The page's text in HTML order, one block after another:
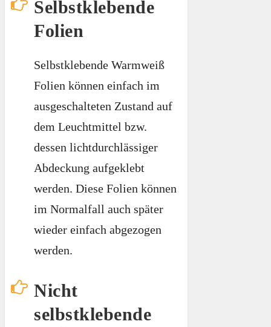
Selbstklebende
Folien
Selbstklebende Warmweiß
Folien können einfach im
ausgeschalteten Zustand auf
dem Leuchtmittel bzw.
dessen lichtdurchlässiger
Abdeckung aufgeklebt
werden. Diese Folien können
im Normalfall auch später
wieder einfach abgezogen
werden.
Nicht
selbstklebende